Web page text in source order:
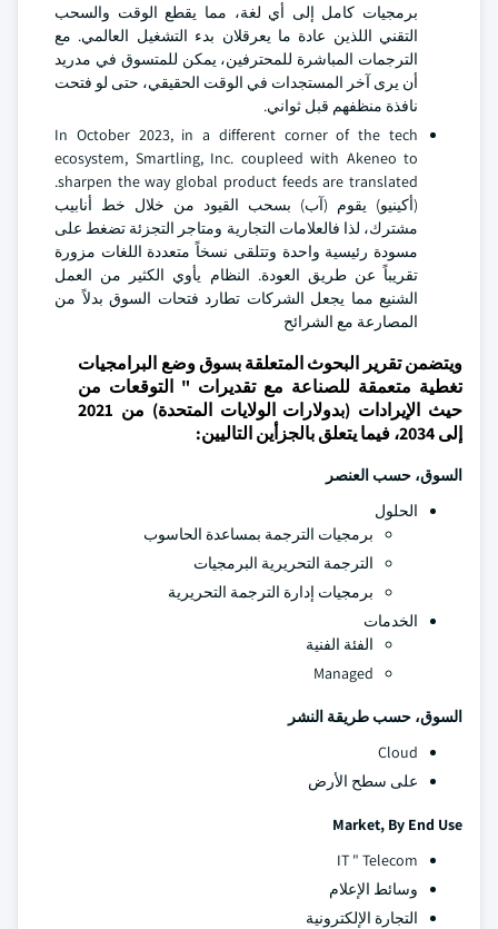
برمجيات كامل إلى أي لغة، مما يقطع الوقت والسحب
التقني اللذين عادة ما يعرقلان بدء التشغيل العالمي. مع
الترجمات المباشرة للمحترفين، يمكن للمتسوق في مدريد
أن يرى آخر المستجدات في الوقت الحقيقي، حتى لو فتحت
نافذة منظفهم قبل ثواني.
In October 2023, in a different corner of the tech
ecosystem, Smartling, Inc. coupleed with Akeneo to
sharpen the way global product feeds are translated.
(أكينيو) يقوم (آب) بسحب القيود من خلال خط أنابيب
مشترك، لذا فالعلامات التجارية ومتاجر التجزئة تضغط على
مسودة رئيسية واحدة وتتلقى نسخاً متعددة اللغات مزورة
تقريباً عن طريق العودة. النظام يأوي الكثير من العمل
الشنيع مما يجعل الشركات تطارد فتحات السوق بدلاً من
المصارعة مع الشرائح
ويتضمن تقرير البحوث المتعلقة بسوق وضع البرامجيات
تغطية متعمقة للصناعة مع تقديرات " التوقعات من
حيث الإيرادات (بدولارات الولايات المتحدة) من 2021
إلى 2034، فيما يتعلق بالجزأين التاليين:
السوق، حسب العنصر
الحلول
برمجيات الترجمة بمساعدة الحاسوب
الترجمة التحريرية البرمجيات
برمجيات إدارة الترجمة التحريرية
الخدمات
الفئة الفنية
Managed
السوق، حسب طريقة النشر
Cloud
على سطح الأرض
Market, By End Use
IT " Telecom
وسائط الإعلام
التجارة الإلكترونية